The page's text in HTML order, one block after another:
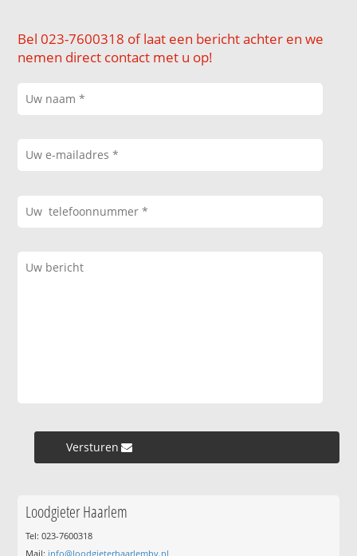
Bel 023-7600318 of laat een bericht achter en we
nemen direct contact met u op!
Versturen »
Loodgieter Haarlem
Tel: 023-7600318
Mail: info@loodgieterhaarlembv.nl